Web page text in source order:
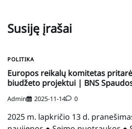
Susiję įrašai
POLITIKA
Europos reikalų komitetas
biudžeto projektui | BNS
Admin 2025-11-14 0
2025 m. lapkričio 13 d.